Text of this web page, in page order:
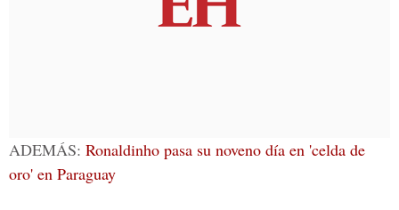
ADEMÁS: Ronaldinho pasa su noveno día en 'celda de
oro' en Paraguay